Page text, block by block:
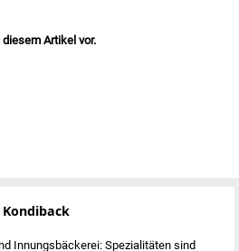
Artikel vor.
Kondiback
Innungsbäckerei: Spezialitäten sind